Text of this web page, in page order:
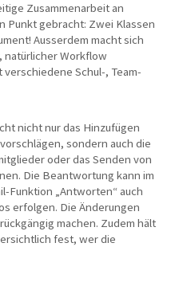
Zusammenarbeit an
Punkt gebracht: Zwei Klassen
Ausserdem macht sich
natürlicher Workflow
Schul-, Team-
nicht nur das Hinzufügen
sondern auch die
oder das Senden von
Die Beantwortung kann im
Funktion „Antworten“ auch
erfolgen. Die Änderungen
machen. Zudem hält
fest, wer die